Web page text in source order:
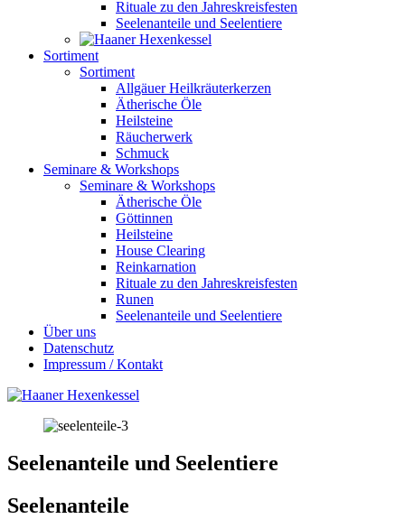
Rituale zu den Jahreskreisfesten
Seelenanteile und Seelentiere
Sortiment
Sortiment
Allgäuer Heilkräuterkerzen
Ätherische Öle
Heilsteine
Räucherwerk
Schmuck
Seminare & Workshops
Seminare & Workshops
Ätherische Öle
Göttinnen
Heilsteine
House Clearing
Reinkarnation
Rituale zu den Jahreskreisfesten
Runen
Seelenanteile und Seelentiere
Über uns
Datenschutz
Impressum / Kontakt
Seelenanteile und Seelentiere
Seelenanteile